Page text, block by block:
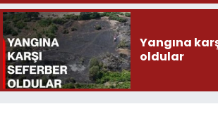
Yangına
oldular